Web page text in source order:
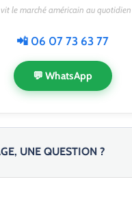
le marché américain au quotidien
📲 06 07 73 63 77
💬 WhatsApp
UNE QUESTION ?